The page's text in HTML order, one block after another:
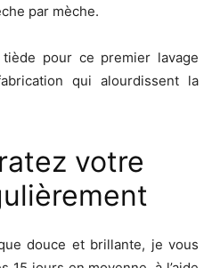
par mèche.
pour ce premier lavage
qui alourdissent la
votre
douce et brillante, je vous